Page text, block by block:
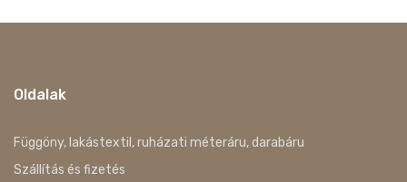
Oldalak
Függöny, lakástextil, ruházati méteráru, darabáru
Szállítás és fizetés